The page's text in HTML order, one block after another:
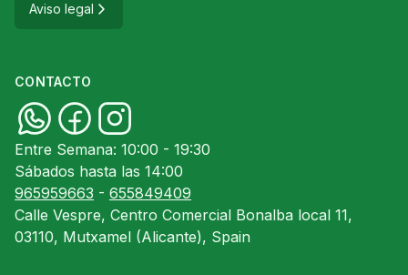
Aviso legal
CONTACTO
Entre Semana: 10:00 - 19:30
Sábados hasta las 14:00
965959663 - 655849409
Calle Vespre, Centro Comercial Bonalba local 11,
03110, Mutxamel (Alicante), Spain